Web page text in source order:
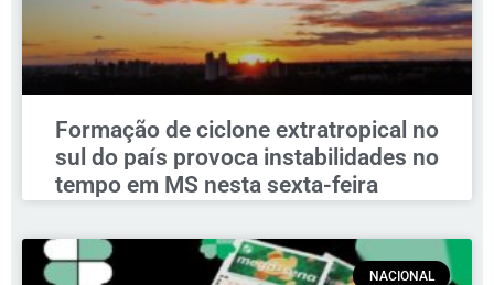
Formação de ciclone extratropical no
sul do país provoca instabilidades no
tempo em MS nesta sexta-feira
NACIONAL